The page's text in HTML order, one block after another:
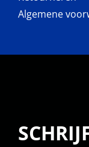
Algemene